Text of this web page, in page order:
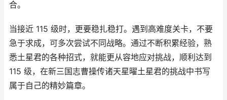
合。
当接近 115 级时，更要稳扎稳打。遇到高难度关卡，不要
急于求成，可多次尝试不同战略。通过不断积累经验，熟
悉土星君的各种招式，就能更从容地应对挑战，顺利达到
115 级，在新三国志曹操传诸天星曜土星君的挑战中书写
属于自己的精妙篇章。